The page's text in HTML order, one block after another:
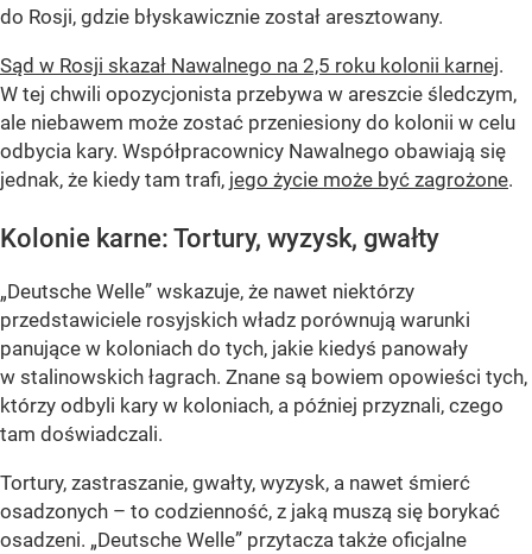
do Rosji, gdzie błyskawicznie został aresztowany.
Sąd w Rosji skazał Nawalnego na 2,5 roku kolonii karnej.
W tej chwili opozycjonista przebywa w areszcie śledczym,
ale niebawem może zostać przeniesiony do kolonii w celu
odbycia kary. Współpracownicy Nawalnego obawiają się
jednak, że kiedy tam trafi, jego życie może być zagrożone.
Kolonie karne: Tortury, wyzysk, gwałty
„Deutsche Welle” wskazuje, że nawet niektórzy
przedstawiciele rosyjskich władz porównują warunki
panujące w koloniach do tych, jakie kiedyś panowały
w stalinowskich łagrach. Znane są bowiem opowieści tych,
którzy odbyli kary w koloniach, a później przyznali, czego
tam doświadczali.
Tortury, zastraszanie, gwałty, wyzysk, a nawet śmierć
osadzonych – to codzienność, z jaką muszą się borykać
osadzeni. „Deutsche Welle” przytacza także oficjalne